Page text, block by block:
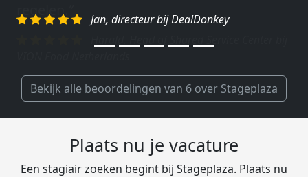
regelen.″
Bekijk alle beoordelingen van 6 over Stageplaza
Plaats nu je vacature
Een stagiair zoeken begint bij Stageplaza. Plaats nu